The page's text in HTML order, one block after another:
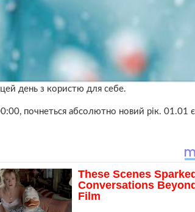
день з користю для себе.
почнеться абсолютно новий рік. 01.01 є